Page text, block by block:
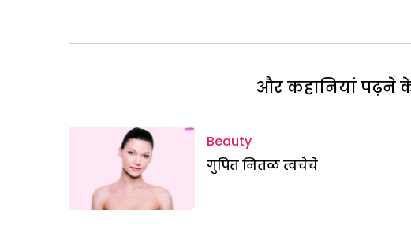
और कहानियां पढ़ने
Beauty
गुपित नितळ त्वचेचे